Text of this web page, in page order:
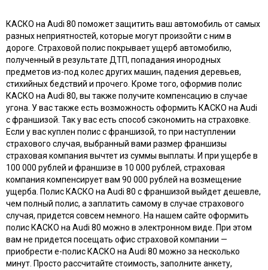
КАСКО на Audi 80 поможет защитить ваш автомобиль от самых
разных неприятностей, которые могут произойти с ним в
дороге. Страховой полис покрывает ущерб автомобилю,
полученный в результате ДТП, попадания инородных
предметов из-под колес других машин, падения деревьев,
стихийных бедствий и прочего. Кроме того, оформив полис
КАСКО на Audi 80, вы также получите компенсацию в случае
угона. У вас также есть возможность оформить КАСКО на Audi
с франшизой. Так у вас есть способ сэкономить на страховке.
Если у вас куплен полис с франшизой, то при наступлении
страхового случая, выбранный вами размер франшизы
страховая компания вычтет из суммы выплаты. И при ущербе в
100 000 рублей и франшизе в 10 000 рублей, страховая
компания компенсирует вам 90 000 рублей на возмещение
ущерба. Полис КАСКО на Audi 80 с франшизой выйдет дешевле,
чем полный полис, а заплатить самому в случае страхового
случая, придется совсем немного. На нашем сайте оформить
полис КАСКО на Audi 80 можно в электронном виде. При этом
вам не придется посещать офис страховой компании —
приобрести e-полис КАСКО на Audi 80 можно за несколько
минут. Просто рассчитайте стоимость, заполните анкету,